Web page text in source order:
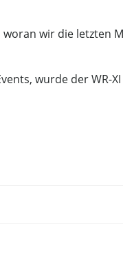
wir die letzten
wurde der WR-